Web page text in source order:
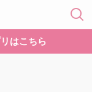
はこちら